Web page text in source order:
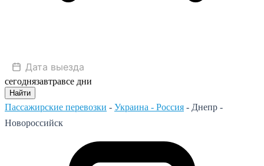
сегоднязавтравсе дни
Найти
Пассажирские перевозки - Украина - Россия - Днепр -
Новороссийск